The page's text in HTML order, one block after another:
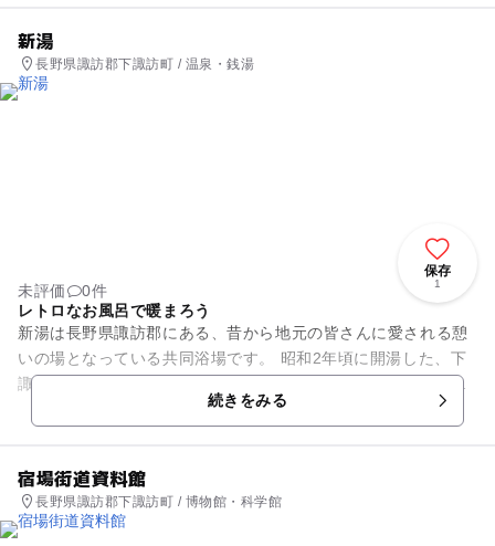
新湯
長野県諏訪郡下諏訪町 / 温泉・銭湯
保存
1
未評価
0件
レトロなお風呂で暖まろう
新湯は長野県諏訪郡にある、昔から地元の皆さんに愛される憩
いの場となっている共同浴場です。 昭和2年頃に開湯した、下
諏訪では比較的新しい浴場で、お湯は塩味を有し豊富な成分の
お湯が、リウマチ・神経...続きをみる
宿場街道資料館
長野県諏訪郡下諏訪町 / 博物館・科学館